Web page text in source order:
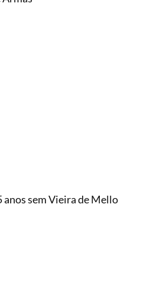
anos sem Vieira de Mello